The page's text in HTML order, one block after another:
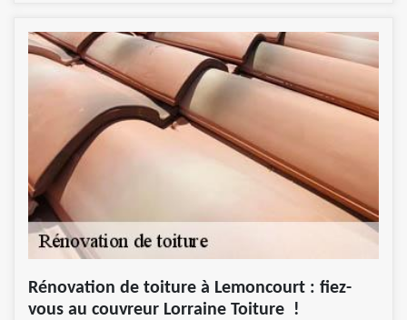
Rénovation de toiture à Lemoncourt : fiez-
vous au couvreur Lorraine Toiture !